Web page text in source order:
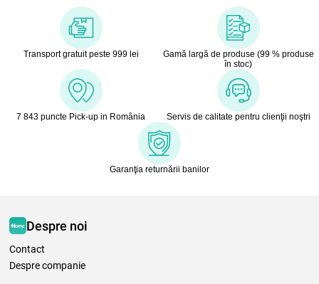
Transport gratuit peste 999 lei
Gamă largă de produse (99 % produse
în stoc)
7 843 puncte Pick-up in România Servis de calitate pentru clienţii noştri
Garanţia returnării banilor
Despre noi
Contact
Despre companie